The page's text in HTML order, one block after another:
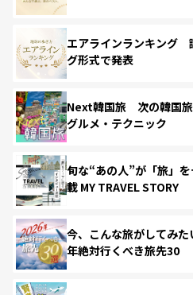
エアラインランキング
グ形式で発表
Next韓国旅 次の韓国旅
グルメ・テクニック
旬な“あの人”が「旅」
載 MY TRAVEL STORY
今、こんな旅がしてみ
年絶対行くべき旅先30